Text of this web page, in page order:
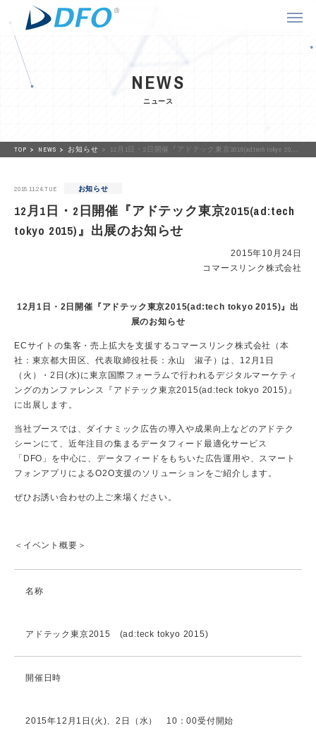
NEWS
ニュース
TOP NEWS お知らせ 12月1日・2日開催『アドテック東京2015(ad:tech tokyo 2015)』出展のお知らせ
2015.11.24.TUE お知らせ
12月1日・2日開催『アドテック東京2015(ad:tech
tokyo 2015)』出展のお知らせ
2015年10月24日
コマースリンク株式会社
12月1日・2日開催『アドテック東京2015(ad:tech tokyo 2015)』出
展のお知らせ
ECサイトの集客・売上拡大を支援するコマースリンク株式会社（本
社：東京都大田区、代表取締役社長：永山 淑子）は、12月1日
（火）・2日(水)に東京国際フォーラムで行われるデジタルマーケティ
ングのカンファレンス『アドテック東京2015(ad:teck tokyo 2015)』
に出展します。
当社ブースでは、ダイナミック広告の導入や成果向上などのアドテク
シーンにて、近年注目の集まるデータフィード最適化サービス
「DFO」を中心に、データフィードをもちいた広告運用や、スマート
フォンアプリによるO2O支援のソリューションをご紹介します。
ぜひお誘い合わせの上ご来場ください。
＜イベント概要＞
名称
アドテック東京2015 (ad:teck tokyo 2015)
開催日時
2015年12月1日(火)、2日（水） 10：00受付開始